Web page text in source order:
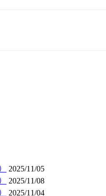
2025/11/05
2025/11/08
2025/11/04